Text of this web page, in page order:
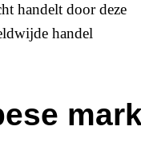
handelt door deze
handel